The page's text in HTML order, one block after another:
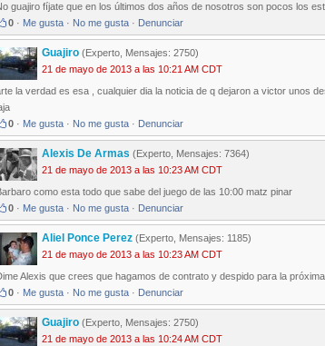
guajiro fíjate que en los últimos dos años de nosotros son pocos los
0 · Me gusta · No me gusta · Denunciar
Guajiro (Experto, Mensajes: 2750)
21 de mayo de 2013 a las 10:21 AM CDT
la verdad es esa , cualquier dia la noticia de q dejaron a victor unos
0 · Me gusta · No me gusta · Denunciar
Alexis De Armas (Experto, Mensajes: 7364)
21 de mayo de 2013 a las 10:23 AM CDT
como esta todo que sabe del juego de las 10:00 matz pinar
0 · Me gusta · No me gusta · Denunciar
Aliel Ponce Perez (Experto, Mensajes: 1185)
21 de mayo de 2013 a las 10:23 AM CDT
Alexis que crees que hagamos de contrato y despido para la
0 · Me gusta · No me gusta · Denunciar
Guajiro (Experto, Mensajes: 2750)
21 de mayo de 2013 a las 10:24 AM CDT